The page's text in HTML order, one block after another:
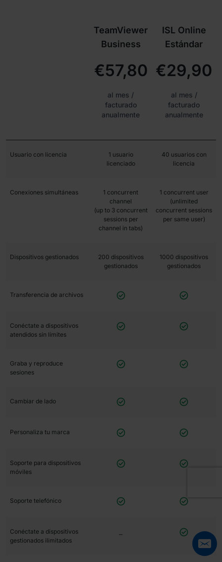
TeamViewer
Business
€57,80
al mes /
facturado
anualmente
ISL Online
Estándar
€29,90
al mes /
facturado
anualmente
Usuario con licencia
1 usuario
licenciado
40 usuarios con
licencia
Conexiones simultáneas
1 concurrent
channel
(up to 3 concurrent
sessions per
channel in tabs)
1 concurrent user
(unlimited
concurrent sessions
per same user)
Dispositivos gestionados
200 dispositivos
gestionados
1000 dispositivos
gestionados
Transferencia de archivos  
Conéctate a dispositivos
atendidos sin límites
 
Graba y reproduce
sesiones
 
Cambiar de lado  
Personaliza tu marca  
Soporte para dispositivos
móviles
 
Soporte telefónico  
Conéctate a dispositivos
gestionados ilimitados
